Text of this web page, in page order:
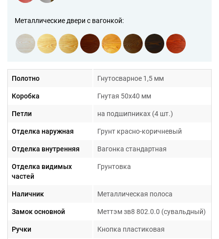
Металлические двери с вагонкой:
Полотно Гнутосварное 1,5 мм
Коробка Гнутая 50х40 мм
Петли на подшипниках (4 шт.)
Отделка наружная Грунт красно-коричневый
Отделка внутренняя Вагонка стандартная
Отделка видимых
частей
Грунтовка
Наличник Металлическая полоса
Замок основной Меттэм зв8 802.0.0 (сувальдный)
Ручки Кнопка пластиковая